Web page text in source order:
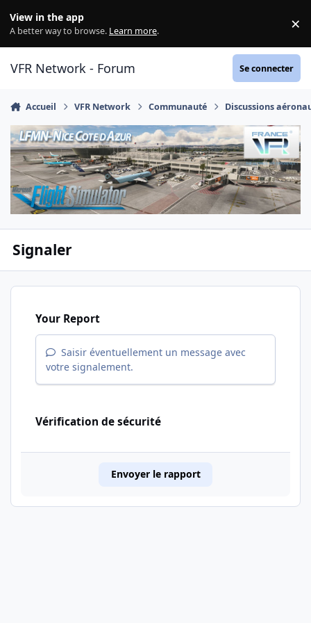
View in the app
A better way to browse. Learn more. ×
VFR Network - Forum Se connecter
Accueil VFR Network Communauté Discussions
Signaler
Your Report
Saisir éventuellement un message avec
votre signalement.
Vérification de sécurité
Envoyer le rapport